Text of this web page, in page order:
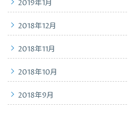
2019年1月
2018年12月
2018年11月
2018年10月
2018年9月